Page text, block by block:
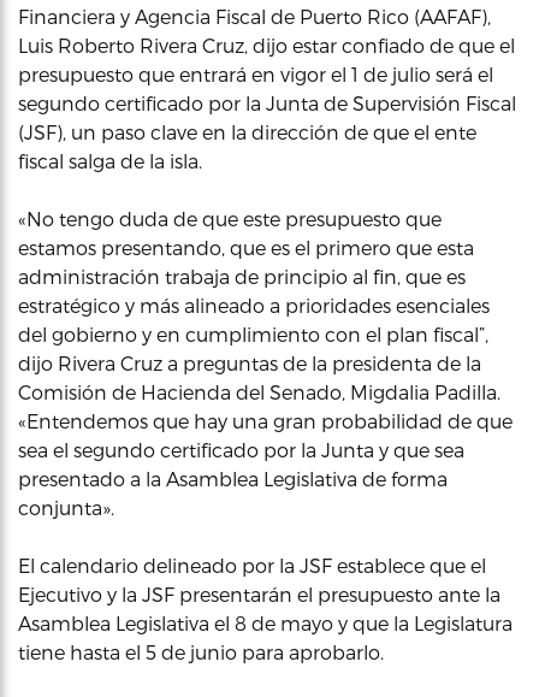
Financiera y Agencia Fiscal de Puerto Rico (AAFAF),
Luis Roberto Rivera Cruz, dijo estar confiado de que el
presupuesto que entrará en vigor el 1 de julio será el
segundo certificado por la Junta de Supervisión Fiscal
(JSF), un paso clave en la dirección de que el ente
fiscal salga de la isla.
«No tengo duda de que este presupuesto que
estamos presentando, que es el primero que esta
administración trabaja de principio al fin, que es
estratégico y más alineado a prioridades esenciales
del gobierno y en cumplimiento con el plan fiscal”,
dijo Rivera Cruz a preguntas de la presidenta de la
Comisión de Hacienda del Senado, Migdalia Padilla.
«Entendemos que hay una gran probabilidad de que
sea el segundo certificado por la Junta y que sea
presentado a la Asamblea Legislativa de forma
conjunta».
El calendario delineado por la JSF establece que el
Ejecutivo y la JSF presentarán el presupuesto ante la
Asamblea Legislativa el 8 de mayo y que la Legislatura
tiene hasta el 5 de junio para aprobarlo.